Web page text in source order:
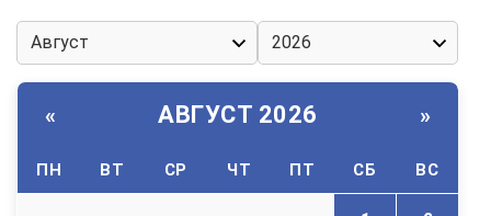
« АВГУСТ 2026 »
ПН ВТ СР ЧТ ПТ СБ ВС